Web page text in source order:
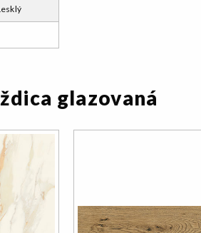
glazovaná